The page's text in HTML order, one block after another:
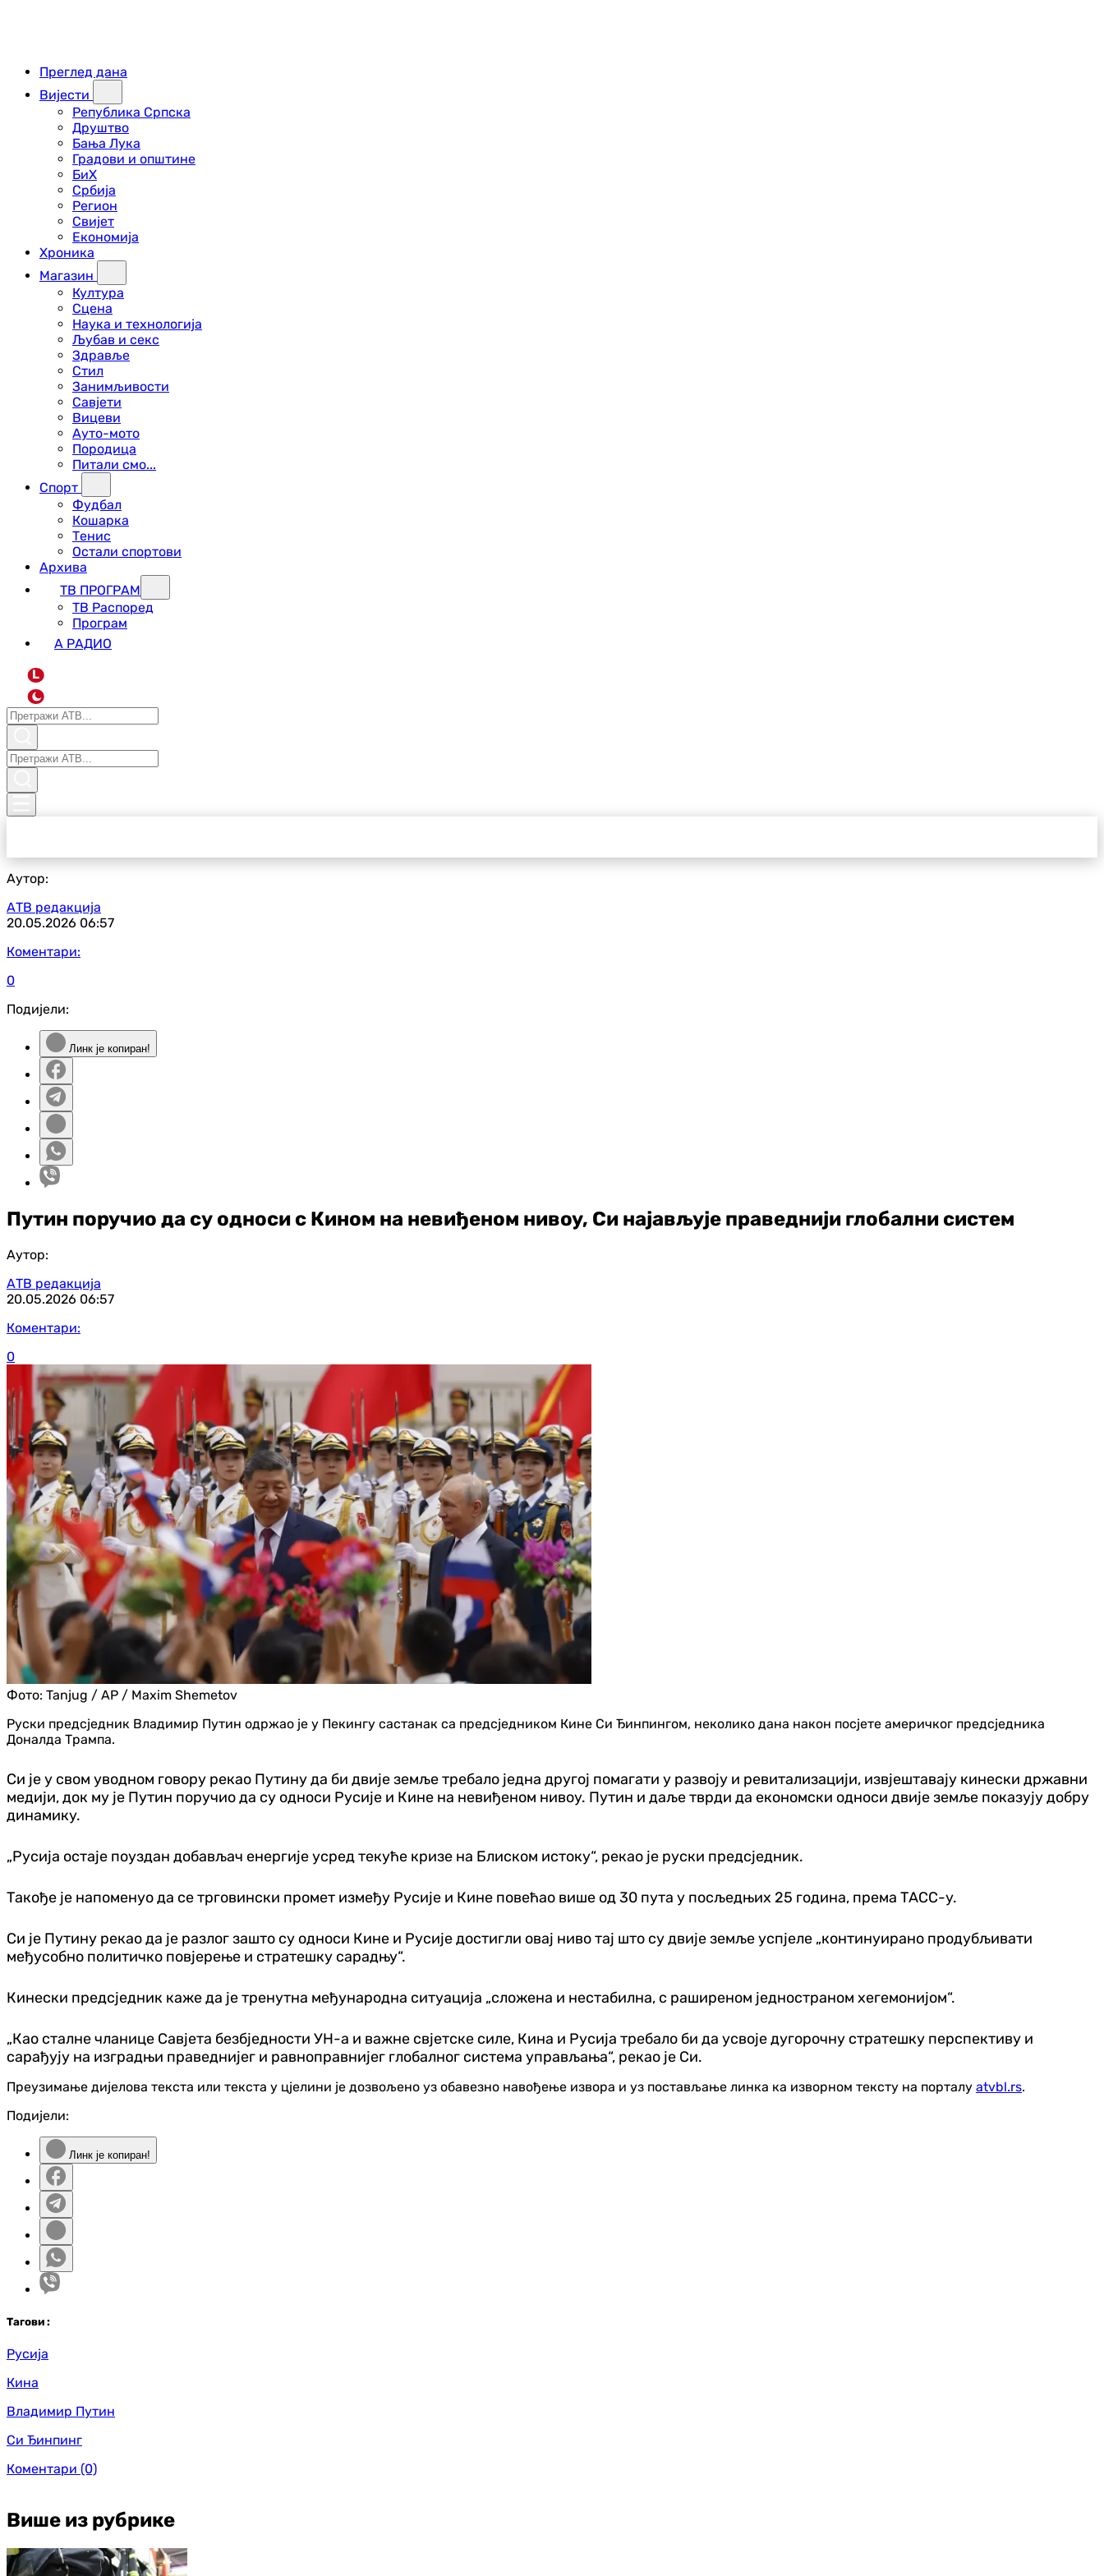
Преглед дана
Вијести
Република Српска
Друштво
Бања Лука
Градови и општине
БиХ
Србија
Регион
Свијет
Економија
Хроника
Магазин
Култура
Сцена
Наука и технологија
Љубав и секс
Здравље
Стил
Занимљивости
Савјети
Вицеви
Ауто-мото
Породица
Питали смо...
Спорт
Фудбал
Кошарка
Тенис
Остали спортови
Архива
ТВ ПРОГРАМ
ТВ Распоред
Програм
А РАДИО
L
Аутор:
АТВ редакција
20.05.2026 06:57
Коментари:
0
Подијели:
Линк је копиран!
Путин поручио да су односи с Кином на невиђеном нивоу, Си најављује праведнији глобални систем
Аутор:
АТВ редакција
20.05.2026 06:57
Коментари:
0
Фото: Tanjug / AP / Maxim Shemetov
Руски предсједник Владимир Путин одржао је у Пекингу састанак са предсједником Кине Си Ђинпингом, неколико дана након посјете америчког предсједника
Доналда Трампа.
Си је у свом уводном говору рекао Путину да би двије земље требало једна другој помагати у развоју и ревитализацији, извјештавају кинески државни
медији, док му је Путин поручио да су односи Русије и Кине на невиђеном нивоу. Путин и даље тврди да економски односи двије земље показују добру
динамику.
„Русија остаје поуздан добављач енергије усред текуће кризе на Блиском истоку“, рекао је руски предсједник.
Такође је напоменуо да се трговински промет између Русије и Кине повећао више од 30 пута у посљедњих 25 година, према ТАСС-у.
Си је Путину рекао да је разлог зашто су односи Кине и Русије достигли овај ниво тај што су двије земље успјеле „континуирано продубљивати
међусобно политичко повјерење и стратешку сарадњу“.
Кинески предсједник каже да је тренутна међународна ситуација „сложена и нестабилна, с раширеном једностраном хегемонијом“.
„Као сталне чланице Савјета безбједности УН-а и важне свјетске силе, Кина и Русија требало би да усвоје дугорочну стратешку перспективу и
сарађују на изградњи праведнијег и равноправнијег глобалног система управљања“, рекао је Си.
Преузимање дијелова текста или текста у цјелини је дозвољено уз обавезно навођење извора и уз постављање линка ка изворном тексту на порталу atvbl.rs.
Подијели:
Линк је копиран!
Тагови :
Русија
Кина
Владимир Путин
Си Ђинпинг
Коментари (0)
Више из рубрике